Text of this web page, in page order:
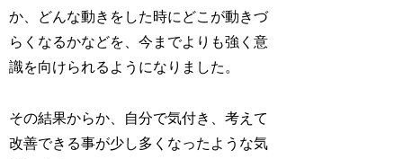
か、どんな動きをした時にどこが動きづ
らくなるかなどを、今までよりも強く意
識を向けられるようになりました。
その結果からか、自分で気付き、考えて
改善できる事が少し多くなったような気